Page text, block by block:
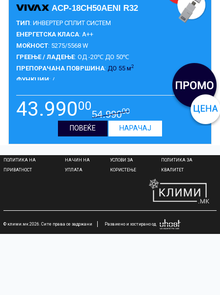
ACP-18CH50AENI R32
ТИП: ИНВЕРТЕР СПЛИТ СИСТЕМ
ЕНЕРГЕТСКА КЛАСА: A++
МОЌНОСТ: 5275/5568 W
ГРЕЕЊЕ / ЛАДЕЊЕ: ОД -20℃ ДО 50℃
ПРЕПОРАЧАНА ПОВРШИНА: ДО 55 м2
ФУНКЦИИ: /
43.99000
54.99000
ПОВЕЌЕ НАРАЧАЈ
ПОЛИТИКА НА
ПРИВАТНОСТ
НАЧИН НА
УПЛАТА
УСЛОВИ ЗА
КОРИСТЕЊЕ
ПОЛИТИКА ЗА
КВАЛИТЕТ
© клими.мк 2026. Сите права се задржани Развиено и хостирано од